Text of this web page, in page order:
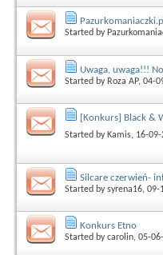
Pazurkomaniaczki.pl
Started by
Uwaga, uwaga!!!
Started by Roza AP, 04-
[Konkurs] Black &
Started by Kamis, 16-
Silcare czerwień-
Started bysyrena16, 09-
Konkurs Etno
Started bycarolin, 05-